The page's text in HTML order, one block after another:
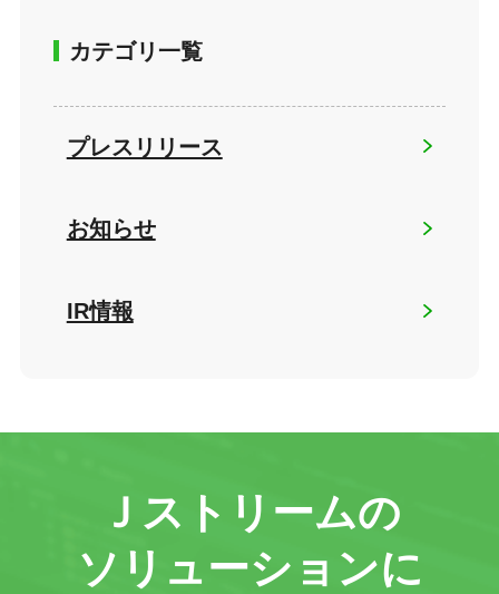
カテゴリ一覧
プレスリリース
お知らせ
IR情報
Ｊストリームの
ソリューションに